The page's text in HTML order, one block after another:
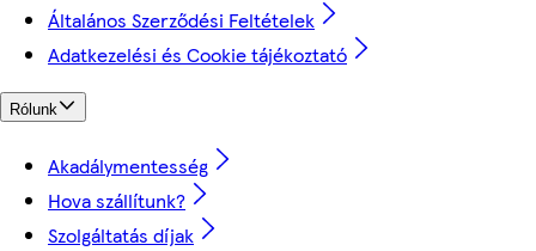
Általános Szerződési Feltételek
Adatkezelési és Cookie tájékoztató
Rólunk
Akadálymentesség
Hova szállítunk?
Szolgáltatás díjak